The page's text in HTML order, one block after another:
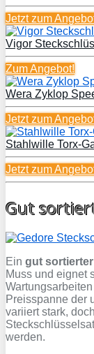
Jetzt zum
Vigor
Zum Angebot!
Wera Zyklop
Jetzt zum
Stahlwille Torx-
Jetzt zum
Gut
Ein gut
Muss und eignet
Preisspanne der
variiert stark,
werden.